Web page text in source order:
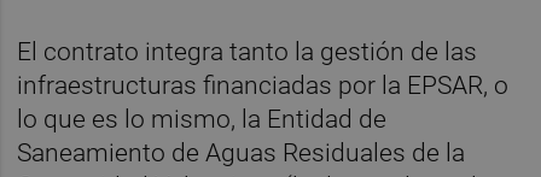
El contrato integra tanto la gestión de las
infraestructuras financiadas por la EPSAR, o
lo que es lo mismo, la Entidad de
Saneamiento de Aguas Residuales de la